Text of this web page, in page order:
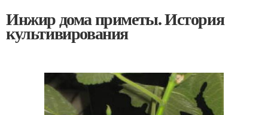
Инжир дома приметы. История
культивирования